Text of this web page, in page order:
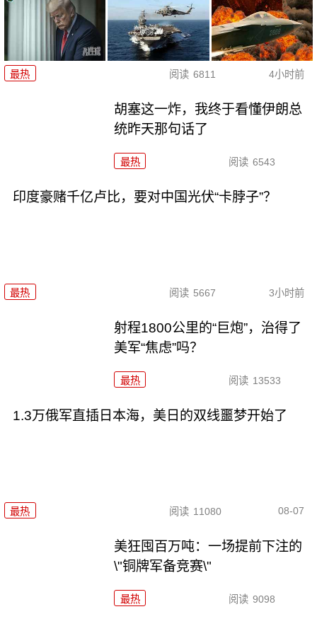
最热 阅读 6811 4小时前
胡塞这一炸，我终于看懂伊朗总
统昨天那句话了
最热 阅读 6543
印度豪赌千亿卢比，要对中国光伏“卡脖子”？
最热 阅读 5667 3小时前
射程1800公里的“巨炮”，治得了
美军“焦虑”吗？
最热 阅读 13533
1.3万俄军直插日本海，美日的双线噩梦开始了
最热 阅读 11080 08-07
美狂囤百万吨：一场提前下注的
\"铜牌军备竞赛\"
最热 阅读 9098